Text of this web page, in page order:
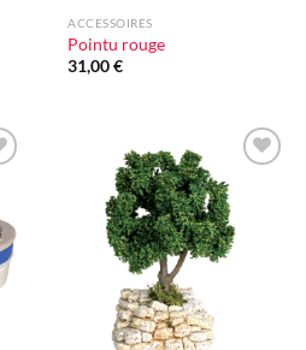
ACCESSOIRES
Pointu rouge
31,00€
Ajouter
à la liste
d'envie